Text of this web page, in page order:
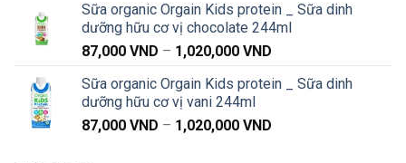
từ
91,000 VND
Sữa organic Orgain Kids protein _ Sữa dinh
dưỡng hữu cơ vị chocolate 244ml
87,000 VND – 1,020,000 VND
từ
Sữa organic Orgain Kids protein _ Sữa dinh
dưỡng hữu cơ vị vani 244ml
87,000 VND – 1,020,000 VND